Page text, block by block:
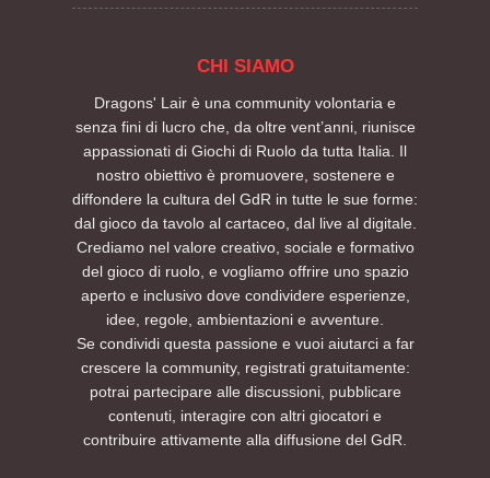
CHI SIAMO
Dragons' Lair è una community volontaria e
senza fini di lucro che, da oltre vent’anni, riunisce
appassionati di Giochi di Ruolo da tutta Italia. Il
nostro obiettivo è promuovere, sostenere e
diffondere la cultura del GdR in tutte le sue forme:
dal gioco da tavolo al cartaceo, dal live al digitale.
Crediamo nel valore creativo, sociale e formativo
del gioco di ruolo, e vogliamo offrire uno spazio
aperto e inclusivo dove condividere esperienze,
idee, regole, ambientazioni e avventure.
Se condividi questa passione e vuoi aiutarci a far
crescere la community, registrati gratuitamente:
potrai partecipare alle discussioni, pubblicare
contenuti, interagire con altri giocatori e
contribuire attivamente alla diffusione del GdR.